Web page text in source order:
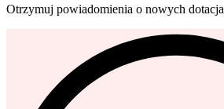
Otrzymuj powiadomienia o nowych